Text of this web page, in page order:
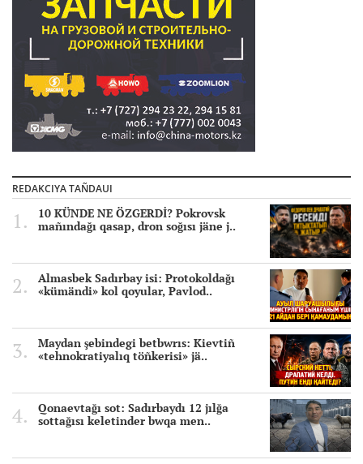
REDAKCIYA TAÑDAUI
10 KÜNDE NE ÖZGERDİ? Pokrovsk
mañındağı qasap, dron soğısı jäne j..
Almasbek Sadırbay isi: Protokoldağı
«kümändi» kol qoyular, Pavlod..
Maydan şebindegi betbwrıs: Kievtiñ
«tehnokratiyalıq töñkerisi» jä..
Qonaevtağı sot: Sadırbaydı 12 jılğa
sottağısı keletinder bwqa men..